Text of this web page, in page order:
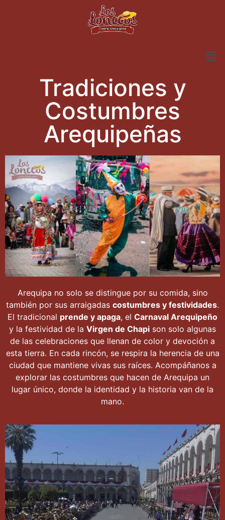
Tradiciones y
Costumbres
Arequipeñas
Arequipa no solo se distingue por su comida, sino
también por sus arraigadas costumbres y festividades.
El tradicional prende y apaga, el Carnaval Arequipeño
y la festividad de la Virgen de Chapi son solo algunas
de las celebraciones que llenan de color y devoción a
esta tierra. En cada rincón, se respira la herencia de una
ciudad que mantiene vivas sus raíces. Acompáñanos a
explorar las costumbres que hacen de Arequipa un
lugar único, donde la identidad y la historia van de la
mano.